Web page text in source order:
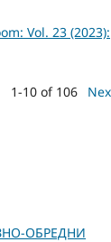
Vol. 23 (2023):
1-10 of 106
ОБРЕДНИ